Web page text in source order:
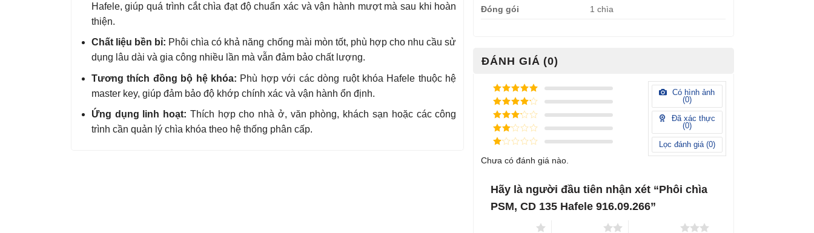
Hafele, giúp quá trình cắt chìa đạt độ chuẩn xác và vận hành mượt mà sau khi hoàn
thiện.
Chất liệu bền bỉ: Phôi chìa có khả năng chống mài mòn tốt, phù hợp cho nhu cầu sử
dụng lâu dài và gia công nhiều lần mà vẫn đảm bảo chất lượng.
Tương thích đồng bộ hệ khóa: Phù hợp với các dòng ruột khóa Hafele thuộc hệ
master key, giúp đảm bảo độ khớp chính xác và vận hành ổn định.
Ứng dụng linh hoạt: Thích hợp cho nhà ở, văn phòng, khách sạn hoặc các công
trình cần quản lý chìa khóa theo hệ thống phân cấp.
Đóng gói 1 chìa
ĐÁNH GIÁ (0)
Được xếp
hạng
5
5
sao
Được xếp
hạng
4
5
sao
Được
xếp
hạng3
Được
hạng
2 5
xếp
5
Có hình ảnh
(0)
Đã xác thực
(0)
Lọc đánh giá (0)
Chưa có đánh giá nào.
Hãy là người đầu tiên nhận xét “Phôi chìa
PSM, CD 135 Hafele 916.09.266”